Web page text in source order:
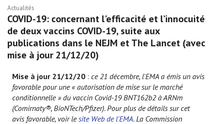
Actualités
COVID-19: concernant l'efficacité et l’innocuité
de deux vaccins COVID-19, suite aux
publications dans le NEJM et The Lancet (avec
mise à jour 21/12/20)
Mise à jour 21/12/20 : ce 21 décembre, l'EMA a émis un avis
favorable pour une « autorisation de mise sur le marché
conditionnelle » du vaccin Covid-19 BNT162b2 à ARNm
(Comirnaty®, BioNTech/Pfizer). Pour plus de détails sur cet
avis favorable, voir lesite Web de l'EMA.La Commission